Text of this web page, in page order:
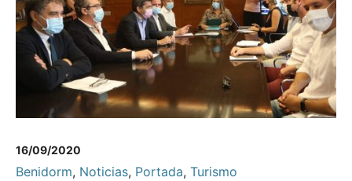
16/09/2020
Benidorm, Noticias, Portada, Turismo